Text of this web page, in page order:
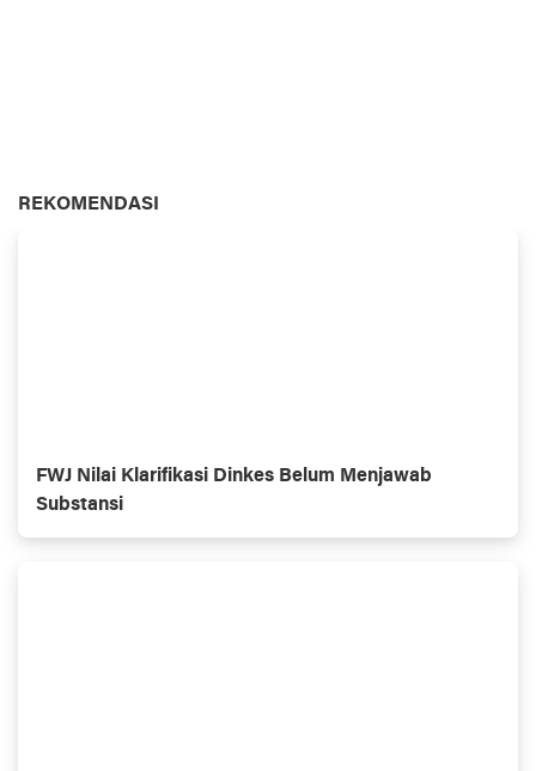
REKOMENDASI
FWJ Nilai Klarifikasi Dinkes Belum Menjawab
Substansi